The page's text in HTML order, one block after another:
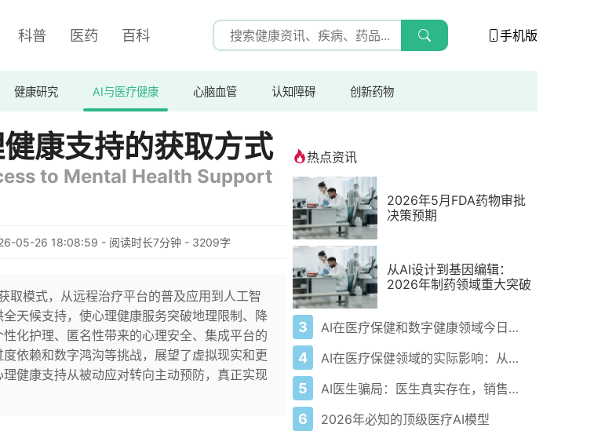
科普 医药 百科 手机版
健康研究 AI与医疗健康 心脑血管 认知障碍 创新药物
康支持的获取方式
to Mental Health Support
05-26 18:08:59 - 阅读时长7分钟 - 3209字
模式，从远程治疗平台的普及应用到人工智
天候支持，使心理健康服务突破地理限制、降
化护理、匿名性带来的心理安全、集成平台的
依赖和数字鸿沟等挑战，展望了虚拟现实和更
健康支持从被动应对转向主动预防，真正实现
热点资讯
2026年5月FDA药物审批
决策预期
从AI设计到基因编辑：
2026年制药领域重大突破
3 AI在医疗保健和数字健康领域今日动态——2026年5月4日
4 AI在医疗保健领域的实际影响：从数据到诊断及更远
5 AI医生骗局：医生真实存在，销售话术却是假的
6 2026年必知的顶级医疗AI模型